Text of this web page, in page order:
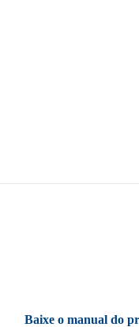
Baixe o manual do